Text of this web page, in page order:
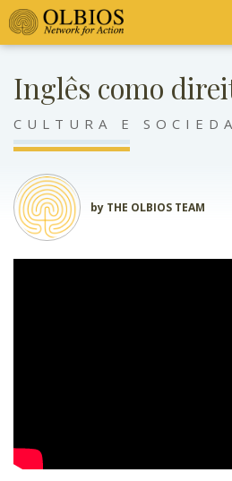
Inglês como
CULTURA E
by THE OLBIOS TEAM